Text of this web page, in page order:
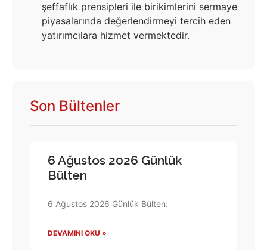
şeffaflık prensipleri ile birikimlerini sermaye
piyasalarında değerlendirmeyi tercih eden
yatırımcılara hizmet vermektedir.
Son Bültenler
6 Ağustos 2026 Günlük
Bülten
6 Ağustos 2026 Günlük Bülten:
DEVAMINI OKU »